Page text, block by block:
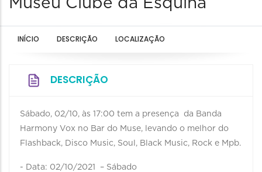
Museu Clube da Esquina
INÍCIO DESCRIÇÃO LOCALIZAÇÃO
DESCRIÇÃO
Sábado, 02/10, às 17:00 tem a presença da Banda
Harmony Vox no Bar do Muse, levando o melhor do
Flashback, Disco Music, Soul, Black Music, Rock e Mpb.
- Data: 02/10/2021 – Sábado